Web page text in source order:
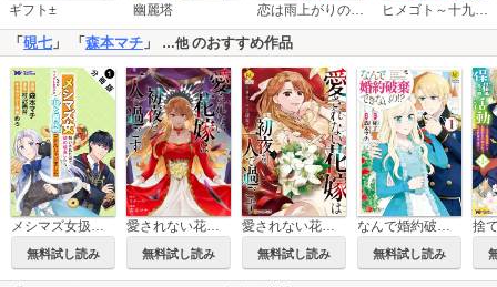
ギフト± 幽麗塔 恋は雨上がりのように ヒメゴト～十九歳の制服～
「 硯七 」 「 森本マチ 」 …他のおすすめ作品
メシマズ女扱いされたので婚約破棄したら、なぜかツンデレ王子の心と胃袋つかんじゃいました(コミック) 分冊版
無料試し読み 無料試し読み
愛されない花嫁は初夜を一人で過ごす
無料試し読み
なんで婚約破棄できないの!?
無料試し読み